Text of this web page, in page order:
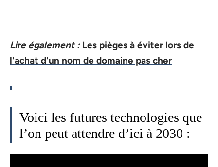
Lire également : Les pièges à éviter lors de
l'achat d'un nom de domaine pas cher
Voici les futures technologies que
l’on peut attendre d’ici à 2030 :